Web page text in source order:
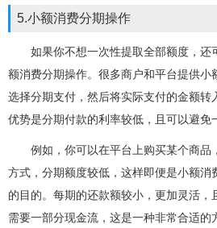
5.小额消费分期操作
如果你不想一次性提取全部额度，还
额消费分期操作。很多商户和平台提供小
选择分期支付，然后将实际支付的金额转
优势是分期付款的利率较低，且可以避免
例如，你可以在平台上购买某个商品
方式，分期额度较低，这样即便是小额消
的目的。每期的还款额较小，更加灵活，
需要一部分现金流，这是一种非常合适的